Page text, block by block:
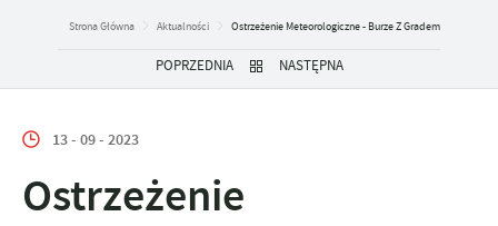
Strona Główna Aktualności Ostrzeżenie Meteorologiczne - Burze Z Gradem
POPRZEDNIA NASTĘPNA
13 - 09 - 2023
Ostrzeżenie